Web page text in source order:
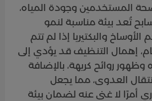
المستخدمين وجودة المياه،
تُعد بيئة مناسبة لنمو
الأوساخ والبكتيريا إذا لم تتم
إهمال التنظيف قد يؤدي إلى
وظهور روائح كريهة، بالإضافة
العدوى، مما يجعل
أمرًا لا غنى عنه لضمان بيئة